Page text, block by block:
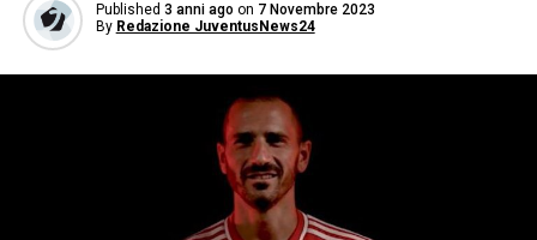
Published 3 anni ago on 7 Novembre 2023
By Redazione JuventusNews24